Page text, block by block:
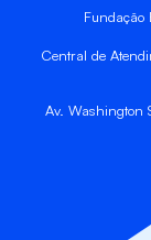
Fundação
Central de
Av. Washington